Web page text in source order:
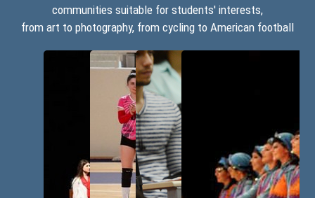
High
Education
!
Bright
Future !
Peaceful
communities suitable for students' interests,
from art to photography, from cycling to American football